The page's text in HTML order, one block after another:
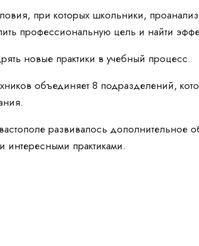
при которых школьники,
профессиональную цель и найти
новые практики в учебный процесс.
объединяет 8 подразделений,
развивалось дополнительное
интересными практиками.